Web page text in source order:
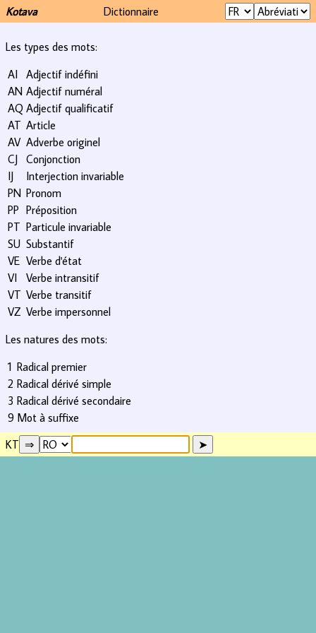
Kotava Dictionnaire
Les types des mots:
AI Adjectif indéfini
AN Adjectif numéral
AQ Adjectif qualificatif
AT Article
AV Adverbe originel
CJ Conjonction
IJ
Interjection invariable
PN Pronom
PP Préposition
PT Particule invariable
SU Substantif
VE Verbe d'état
VI
Verbe intransitif
VT Verbe transitif
VZ Verbe impersonnel
Les natures des mots:
1 Radical premier
2 Radical dérivé simple
3 Radical dérivé secondaire
9 Mot à suffixe
KT